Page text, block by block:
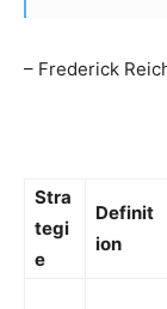
– Frederick
Stra
tegi
e
Definit
ion